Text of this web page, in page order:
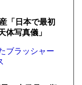
「日本で最初
体写真儀」
ブラッシャー